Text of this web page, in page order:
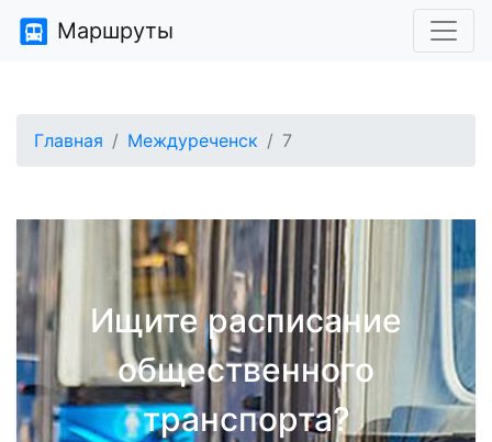
Маршруты
Главная Междуреченск 7
Ищите расписание
общественного
транспорта?